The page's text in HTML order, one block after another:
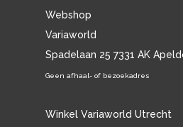
Webshop
Variaworld
Spadelaan 25 7331 AK
Geen afhaal- of bezoekadres
Winkel Variaworld Utrecht